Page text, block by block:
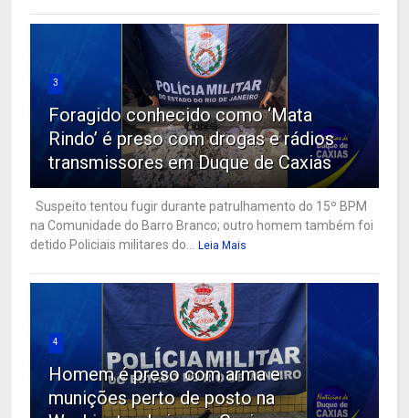
3
Foragido conhecido como ‘Mata
Rindo’ é preso com drogas e rádios
transmissores em Duque de Caxias
Suspeito tentou fugir durante patrulhamento do 15º BPM
na Comunidade do Barro Branco; outro homem também foi
detido Policiais militares do...
Leia Mais
4
Homem é preso com arma e
munições perto de posto na